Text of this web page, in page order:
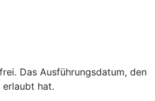
Das Ausführungsdatum, den
hat.